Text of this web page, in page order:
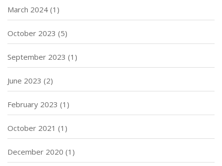
March 2024 (1)
October 2023 (5)
September 2023 (1)
June 2023 (2)
February 2023 (1)
October 2021 (1)
December 2020 (1)